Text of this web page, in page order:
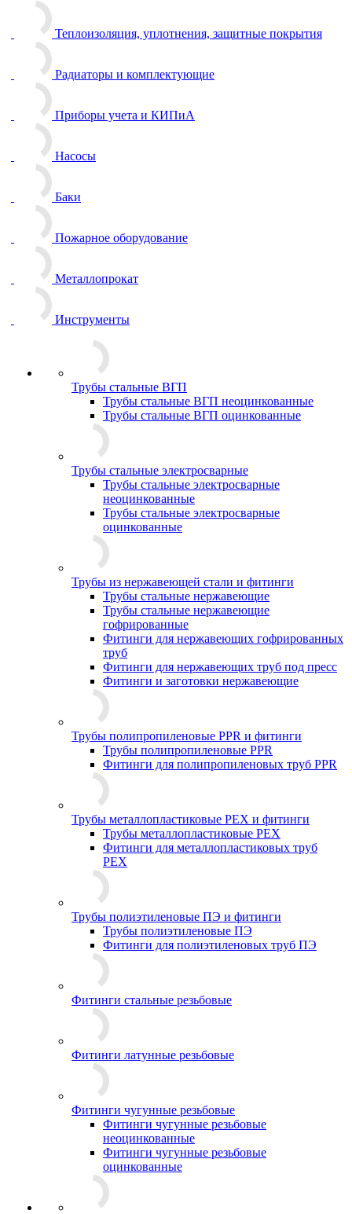
Теплоизоляция, уплотнения, защитные покрытия
Радиаторы и комплектующие
Приборы учета и КИПиА
Насосы
Баки
Пожарное оборудование
Металлопрокат
Инструменты
Трубы стальные ВГП
Трубы стальные ВГП неоцинкованные
Трубы стальные ВГП оцинкованные
Трубы стальные электросварные
Трубы стальные электросварные
неоцинкованные
Трубы стальные электросварные
оцинкованные
Трубы из нержавеющей стали и фитинги
Трубы стальные нержавеющие
Трубы стальные нержавеющие
гофрированные
Фитинги для нержавеющих гофрированных
труб
Фитинги для нержавеющих труб под пресс
Фитинги и заготовки нержавеющие
Трубы полипропиленовые PPR и фитинги
Трубы полипропиленовые PPR
Фитинги для полипропиленовых труб PPR
Трубы металлопластиковые PEX и фитинги
Трубы металлопластиковые PEX
Фитинги для металлопластиковых труб
PEX
Трубы полиэтиленовые ПЭ и фитинги
Трубы полиэтиленовые ПЭ
Фитинги для полиэтиленовых труб ПЭ
Фитинги стальные резьбовые
Фитинги латунные резьбовые
Фитинги чугунные резьбовые
Фитинги чугунные резьбовые
неоцинкованные
Фитинги чугунные резьбовые
оцинкованные